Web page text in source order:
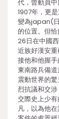
代，曾動員中
1907年，更
變為japan(
的位置。但
26日在中國
近族好漢安
接他和他握
東南路兵備
震動世界的
烈抗議和交
交際史上少
凡，以為他